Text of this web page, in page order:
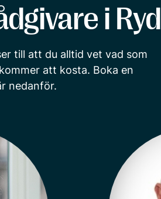
i Ryd
till att du alltid vet vad som
att kosta. Boka en
nedanför.